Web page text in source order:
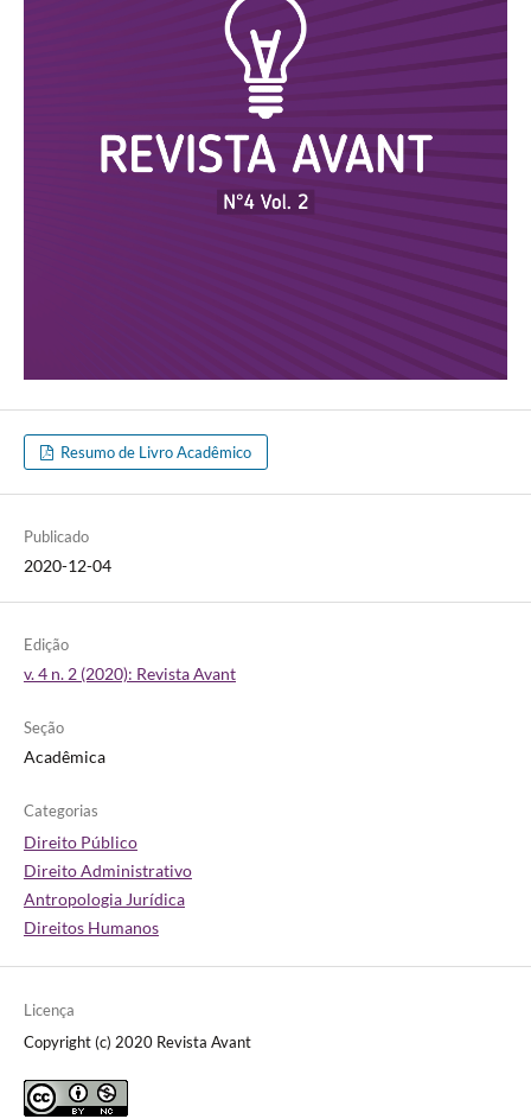
Resumo de Livro Acadêmico
Publicado
2020-12-04
Edição
v. 4 n. 2 (2020): Revista Avant
Seção
Acadêmica
Categorias
Direito Público
Direito Administrativo
Antropologia Jurídica
Direitos Humanos
Licença
Copyright (c) 2020 Revista Avant